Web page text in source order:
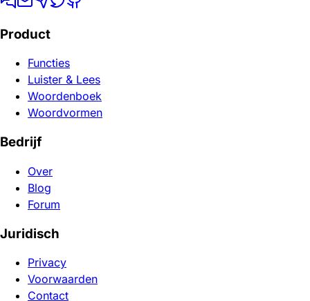
Product
Functies
Luister & Lees
Woordenboek
Woordvormen
Bedrijf
Over
Blog
Forum
Juridisch
Privacy
Voorwaarden
Contact